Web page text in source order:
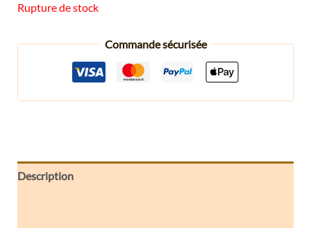
Rupture de stock
Commande sécurisée
Description